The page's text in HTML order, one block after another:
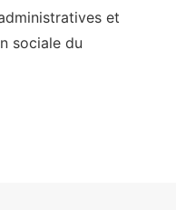
et
sociale du